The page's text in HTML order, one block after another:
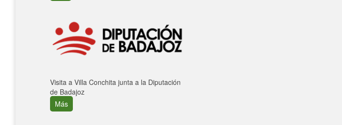
Visita a Villa Conchita junta a la Diputación
de Badajoz
Más